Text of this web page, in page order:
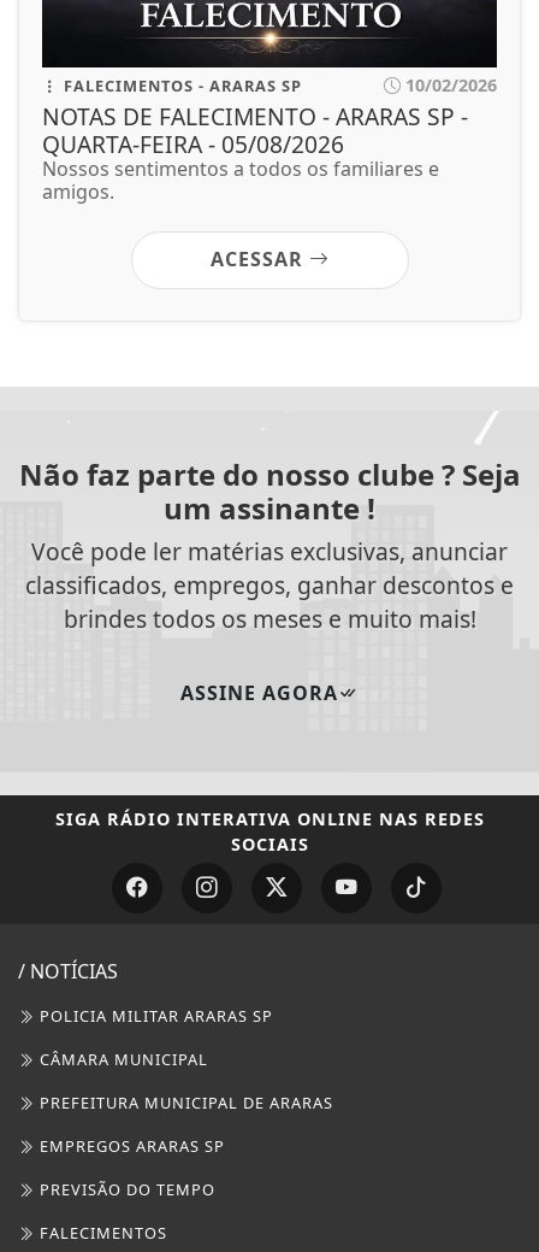
FALECIMENTOS - ARARAS SP 10/02/2026
NOTAS DE FALECIMENTO - ARARAS SP -
QUARTA-FEIRA - 05/08/2026
Nossos sentimentos a todos os familiares e
amigos.
ACESSAR
Não faz parte do nosso clube ? Seja
um assinante !
Você pode ler matérias exclusivas, anunciar
classificados, empregos, ganhar descontos e
brindes todos os meses e muito mais!
ASSINE AGORA
SIGA RÁDIO INTERATIVA ONLINE NAS REDES
SOCIAIS
/ NOTÍCIAS
POLICIA MILITAR ARARAS SP
CÂMARA MUNICIPAL
PREFEITURA MUNICIPAL DE ARARAS
EMPREGOS ARARAS SP
PREVISÃO DO TEMPO
FALECIMENTOS